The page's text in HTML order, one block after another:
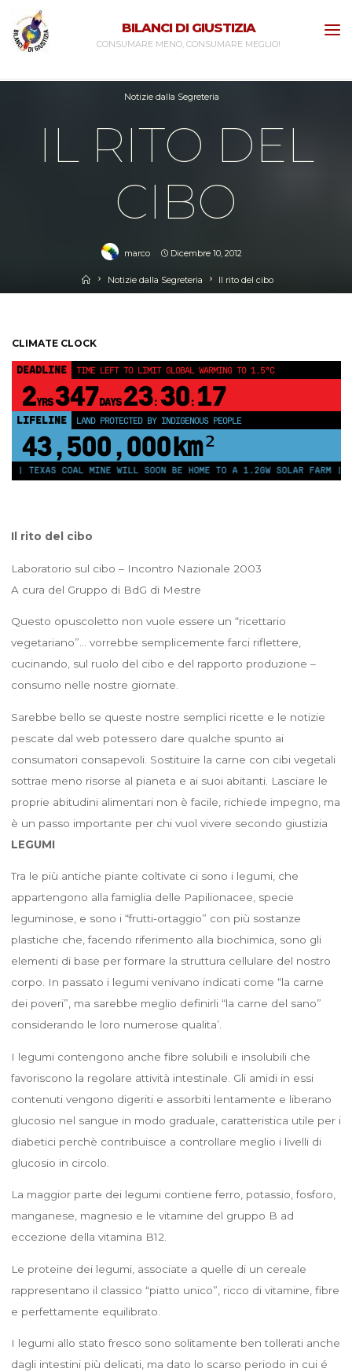
content
BILANCI DI GIUSTIZIA
CONSUMARE MENO, CONSUMARE MEGLIO!
Notizie dalla Segreteria
IL RITO DEL
CIBO
marco Dicembre 10, 2012
HomeNotizie dalla Segreteria Il rito del cibo
CLIMATE CLOCK
DEADLINE TIME LEFT TO LIMIT GLOBAL WARMING TO 1.5°C
2YRS 347DAYS 23: 30: 16
LIFELINE LAND PROTECTED BY INDIGENOUS PEOPLE
43,500,000km²
COAL MINE WILL SOON BE HOME TO A 1.2GW SOLAR FARM | CHINA
Il rito del cibo
Laboratorio sul cibo – Incontro Nazionale 2003
A cura del Gruppo di BdG di Mestre
Questo opuscoletto non vuole essere un “ricettario
vegetariano”… vorrebbe semplicemente farci riflettere,
cucinando, sul ruolo del cibo e del rapporto produzione –
consumo nelle nostre giornate.
Sarebbe bello se queste nostre semplici ricette e le notizie
pescate dal web potessero dare qualche spunto ai
consumatori consapevoli. Sostituire la carne con cibi vegetali
sottrae meno risorse al pianeta e ai suoi abitanti. Lasciare le
proprie abitudini alimentari non è facile, richiede impegno, ma
è un passo importante per chi vuol vivere secondo giustizia
LEGUMI
Tra le più antiche piante coltivate ci sono i legumi, che
appartengono alla famiglia delle Papilionacee, specie
leguminose, e sono i “frutti-ortaggio” con più sostanze
plastiche che, facendo riferimento alla biochimica, sono gli
elementi di base per formare la struttura cellulare del nostro
corpo. In passato i legumi venivano indicati come “la carne
dei poveri”, ma sarebbe meglio definirli “la carne del sano”
considerando le loro numerose qualita’.
I legumi contengono anche fibre solubili e insolubili che
favoriscono la regolare attività intestinale. Gli amidi in essi
contenuti vengono digeriti e assorbiti lentamente e liberano
glucosio nel sangue in modo graduale, caratteristica utile per i
diabetici perchè contribuisce a controllare meglio i livelli di
glucosio in circolo.
La maggior parte dei legumi contiene ferro, potassio, fosforo,
manganese, magnesio e le vitamine del gruppo B ad
eccezione della vitamina B12.
Le proteine dei legumi, associate a quelle di un cereale
rappresentano il classico “piatto unico”, ricco di vitamine, fibre
e perfettamente equilibrato.
I legumi allo stato fresco sono solitamente ben tollerati anche
dagli intestini più delicati, ma dato lo scarso periodo in cui é